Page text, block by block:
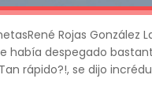
Rojas González
había despegado
rápido?!, se dijo